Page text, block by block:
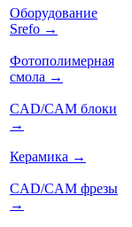
Оборудование
Srefo →
Фотополимерная
смола →
CAD/CAM блоки
→
Керамика →
CAD/CAM фрезы
→